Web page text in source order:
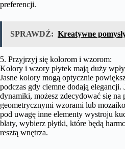
preferencji.
SPRAWDŹ: Kreatywne
5. Przyjrzyj się kolorom i wzorom:
Kolory i wzory płytek mają duży
Jasne kolory mogą optycznie
podczas gdy ciemne dodają elegancji.
dynamiki, możesz zdecydować się na
geometrycznymi wzorami lub
pod uwagę inne elementy wystroju
blaty, wybierz płytki, które będą
resztą wnętrza.